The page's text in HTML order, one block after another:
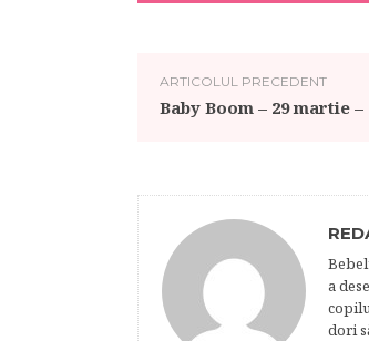
ARTICOLUL PRECEDENT
Baby Boom – 29 martie
a
dori